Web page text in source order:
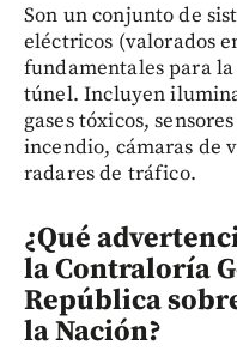
Son un conjunto de
eléctricos (valorados
fundamentales para
túnel. Incluyen
gases tóxicos,
incendio, cámaras de
radares de tráfico.
¿Qué
la Contraloría
República
la Nación?